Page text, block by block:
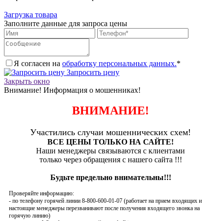
Загрузка товара
Заполните данные для запроса цены
Я согласен на обработку персональных данных.*
Запросить цену
Закрыть окно
Внимание! Информация о мошенниках!
ВНИМАНИЕ!
Участились случаи мошеннических схем!
ВСЕ ЦЕНЫ ТОЛЬКО НА САЙТЕ!
Наши менеджеры связываются с клиентами
только через обращения с нашего сайта !!!
Будьте предельно внимательны!!!
Проверяйте информацию:
- по телефону горячей линии 8-800-600-01-07 (работает на прием входящих и
настоящие менеджеры перезванивают после получения входящего звонка на
горячую линию)